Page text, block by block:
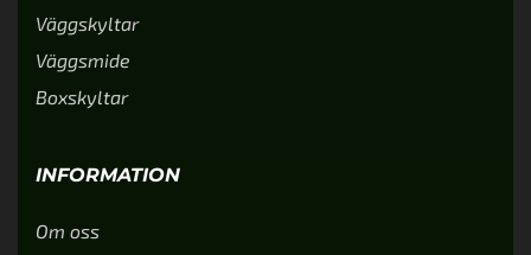
Väggskyltar
Väggsmide
Boxskyltar
INFORMATION
Om oss